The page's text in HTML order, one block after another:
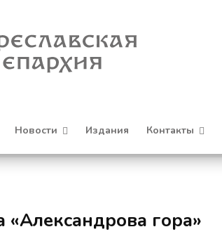
Новости Издания Контакты
гора»